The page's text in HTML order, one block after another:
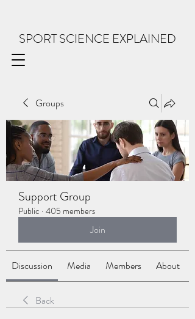
SPORT SCIENCE EXPLAINED
Groups
Support Group
Public · 405 members
Join
Discussion Media Members About
Back